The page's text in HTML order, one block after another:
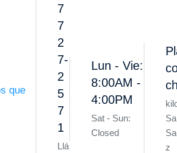
7
7
2
7-
2
5
7
1
Llá
Lun - Vie:
8:00AM -
4:00PM
Sat - Sun:
Closed
z